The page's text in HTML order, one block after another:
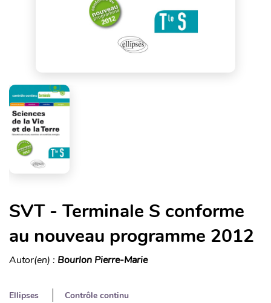
SVT - Terminale S conforme
au nouveau programme 2012
Autor(en) : Bourlon Pierre-Marie
Ellipses
Contrôle continu